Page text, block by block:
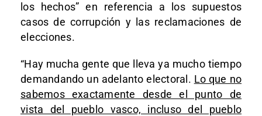
los hechos” en referencia a los supuestos
casos de corrupción y las reclamaciones de
elecciones.
“Hay mucha gente que lleva ya mucho tiempo
demandando un adelanto electoral. Lo que no
sabemos exactamente desde el punto de
vista del pueblo vasco, incluso del pueblo